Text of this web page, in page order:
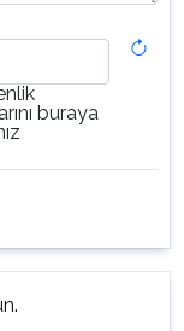
buraya